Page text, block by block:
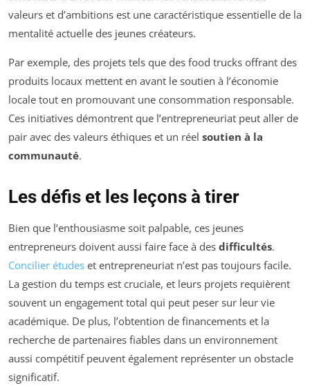
valeurs et d’ambitions est une caractéristique essentielle de la
mentalité actuelle des jeunes créateurs.
Par exemple, des projets tels que des food trucks offrant des
produits locaux mettent en avant le soutien à l’économie
locale tout en promouvant une consommation responsable.
Ces initiatives démontrent que l’entrepreneuriat peut aller de
pair avec des valeurs éthiques et un réel soutien à la
communauté.
Les défis et les leçons à tirer
Bien que l’enthousiasme soit palpable, ces jeunes
entrepreneurs doivent aussi faire face à des difficultés.
Concilier études et entrepreneuriat n’est pas toujours facile.
La gestion du temps est cruciale, et leurs projets requièrent
souvent un engagement total qui peut peser sur leur vie
académique. De plus, l’obtention de financements et la
recherche de partenaires fiables dans un environnement
aussi compétitif peuvent également représenter un obstacle
significatif.